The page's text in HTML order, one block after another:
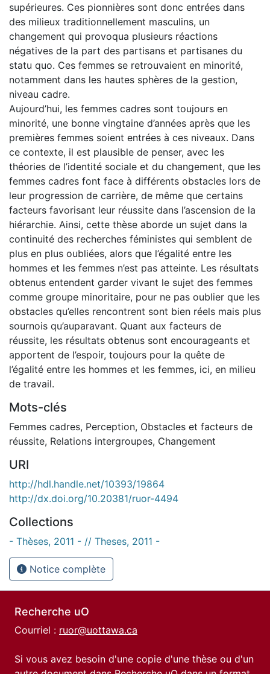
supérieures. Ces pionnières sont donc entrées dans
des milieux traditionnellement masculins, un
changement qui provoqua plusieurs réactions
négatives de la part des partisans et partisanes du
statu quo. Ces femmes se retrouvaient en minorité,
notamment dans les hautes sphères de la gestion,
niveau cadre.
Aujourd’hui, les femmes cadres sont toujours en
minorité, une bonne vingtaine d’années après que les
premières femmes soient entrées à ces niveaux. Dans
ce contexte, il est plausible de penser, avec les
théories de l’identité sociale et du changement, que les
femmes cadres font face à différents obstacles lors de
leur progression de carrière, de même que certains
facteurs favorisant leur réussite dans l’ascension de la
hiérarchie. Ainsi, cette thèse aborde un sujet dans la
continuité des recherches féministes qui semblent de
plus en plus oubliées, alors que l’égalité entre les
hommes et les femmes n’est pas atteinte. Les résultats
obtenus entendent garder vivant le sujet des femmes
comme groupe minoritaire, pour ne pas oublier que les
obstacles qu’elles rencontrent sont bien réels mais plus
sournois qu’auparavant. Quant aux facteurs de
réussite, les résultats obtenus sont encourageants et
apportent de l’espoir, toujours pour la quête de
l’égalité entre les hommes et les femmes, ici, en milieu
de travail.
Mots-clés
Femmes cadres, Perception, Obstacles et facteurs de
réussite, Relations intergroupes, Changement
URI
http://hdl.handle.net/10393/19864
http://dx.doi.org/10.20381/ruor-4494
Collections
- Thèses, 2011 - // Theses, 2011 -
Notice complète
Recherche uO
Courriel : ruor@uottawa.ca
Si vous avez besoin d'une copie d'une thèse ou d'un